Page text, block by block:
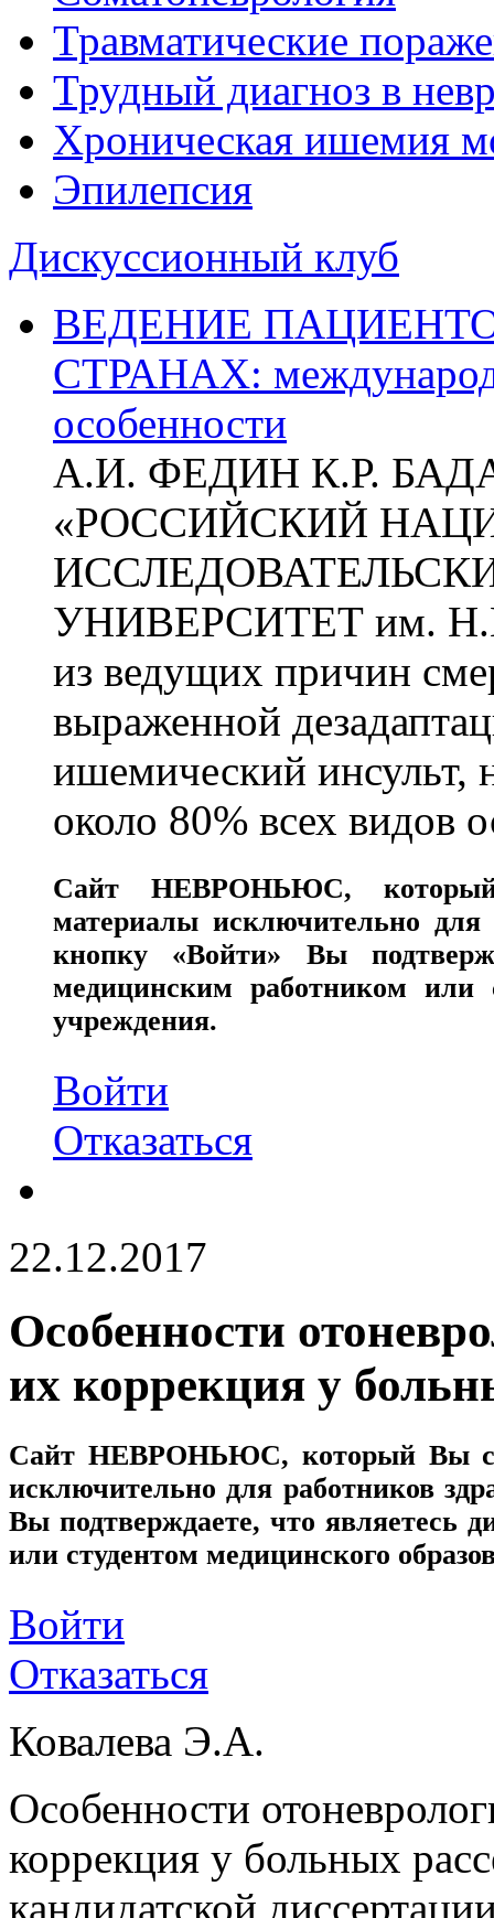
Травматические
Трудный диагноз в
Хроническая ишемия
Эпилепсия
Дискуссионный клуб
ВЕДЕНИЕ
СТРАНАХ:
особенности
А.И. ФЕДИН К.Р.
«РОССИЙСКИЙ
УНИВЕРСИТЕТ им.
из ведущих причин
выраженной
ишемический инсульт,
около 80% всех видов
СайтНЕВРОНЬЮС,
материалы исключительно для
кнопку «Войти» Вы
медицинским работником или
учреждения.
Войти
Отказаться
22.12.2017
Особенности
их коррекция у
Сайт НЕВРОНЬЮС, который Вы
исключительно для работников
Вы подтверждаете, что являетесь
или студентом медицинского
Войти
Отказаться
Ковалева Э.А.
Особенности
коррекция у больных
кандидатской